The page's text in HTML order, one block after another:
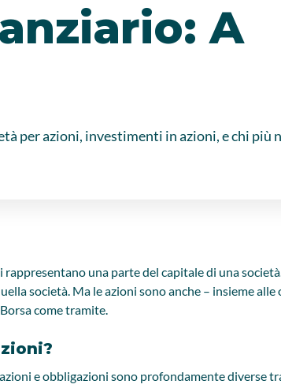
A
per azioni, investimenti in azioni, e chi più
una parte del capitale di una
società. Ma le azioni sono anche – insieme
come tramite.
e obbligazioni sono profondamente diverse